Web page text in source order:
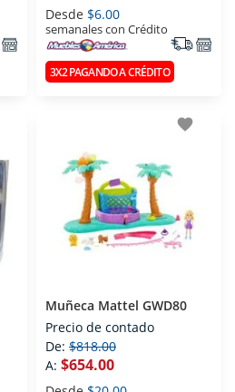
Desde $6.00
semanales con Crédito
3X2 PAGANDO A CRÉDITO
favorite
Muñeca Mattel GWD80
Precio de contado
De: $818.00
A: $654.00